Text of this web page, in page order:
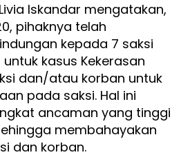
Iskandar mengatakan,
pihaknya telah
kepada 7 saksi
kasus Kekerasan
dan/atau korban untuk
pada saksi. Hal ini
ancaman yang tinggi
membahayakan
dan korban.